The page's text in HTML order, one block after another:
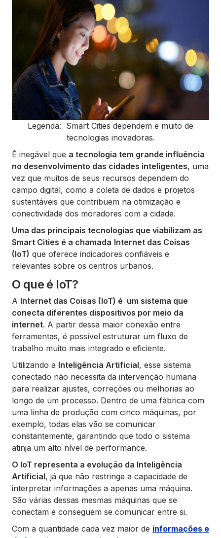
Legenda: Smart Cities dependem e muito de
tecnologias inovadoras.
É inegável que a tecnologia tem grande influência
no desenvolvimento das cidades inteligentes, uma
vez que muitos de seus recursos dependem do
campo digital, como a coleta de dados e projetos
sustentáveis que contribuem na otimização e
conectividade dos moradores com a cidade.
Uma das principais tecnologias que viabilizam as
Smart Cities é a chamada Internet das Coisas
(IoT) que oferece indicadores confiáveis e
relevantes sobre os centros urbanos.
O que é IoT?
A Internet das Coisas (IoT) é um sistema que
conecta diferentes dispositivos por meio da
internet. A partir dessa maior conexão entre
ferramentas, é possível estruturar um fluxo de
trabalho muito mais integrado e eficiente.
Utilizando a Inteligência Artificial, esse sistema
conectado não necessita da intervenção humana
para realizar ajustes, correções ou melhorias ao
longo de um processo. Dentro de uma fábrica com
uma linha de produção com cinco máquinas, por
exemplo, todas elas vão se comunicar
constantemente, garantindo que todo o sistema
atinja um alto nível de performance.
O IoT representa a evolução da Inteligência
Artificial, já que não restringe a capacidade de
interpretar informações a apenas uma máquina.
São várias dessas mesmas máquinas que se
conectam e conseguem se comunicar entre si.
Com a quantidade cada vez maior de informações e